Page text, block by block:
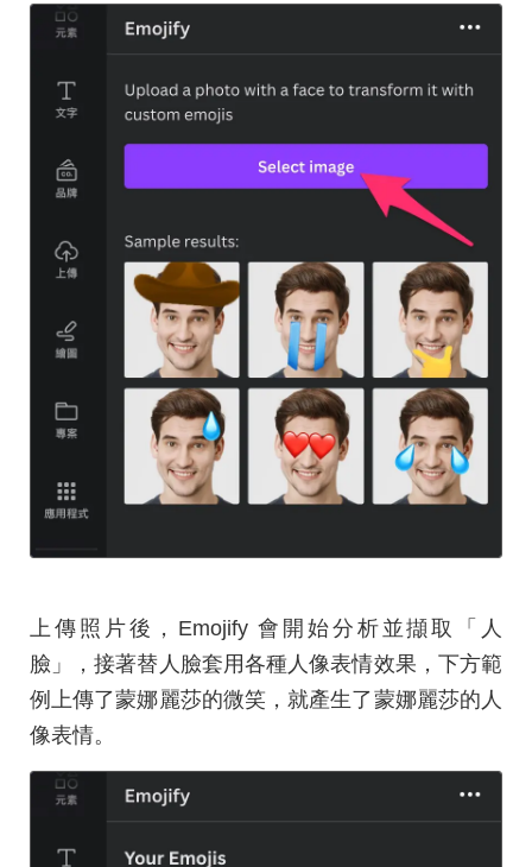
上傳照片後，Emojify 會開始分析並擷取「人
臉」，接著替人臉套用各種人像表情效果，下方範
例上傳了蒙娜麗莎的微笑，就產生了蒙娜麗莎的人
像表情。